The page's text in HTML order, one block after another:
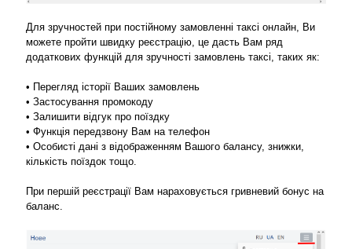
Для зручностей при постійному замовленні таксі онлайн, Ви
можете пройти швидку реєстрацію, це дасть Вам ряд
додаткових функцій для зручності замовлень таксі, таких як:
• Перегляд історії Ваших замовлень
• Застосування промокоду
• Залишити відгук про поїздку
• Функція передзвону Вам на телефон
• Особисті дані з відображенням Вашого балансу, знижки,
кількість поїздок тощо.
При першій реєстрації Вам нараховується гривневий бонус на
баланс.